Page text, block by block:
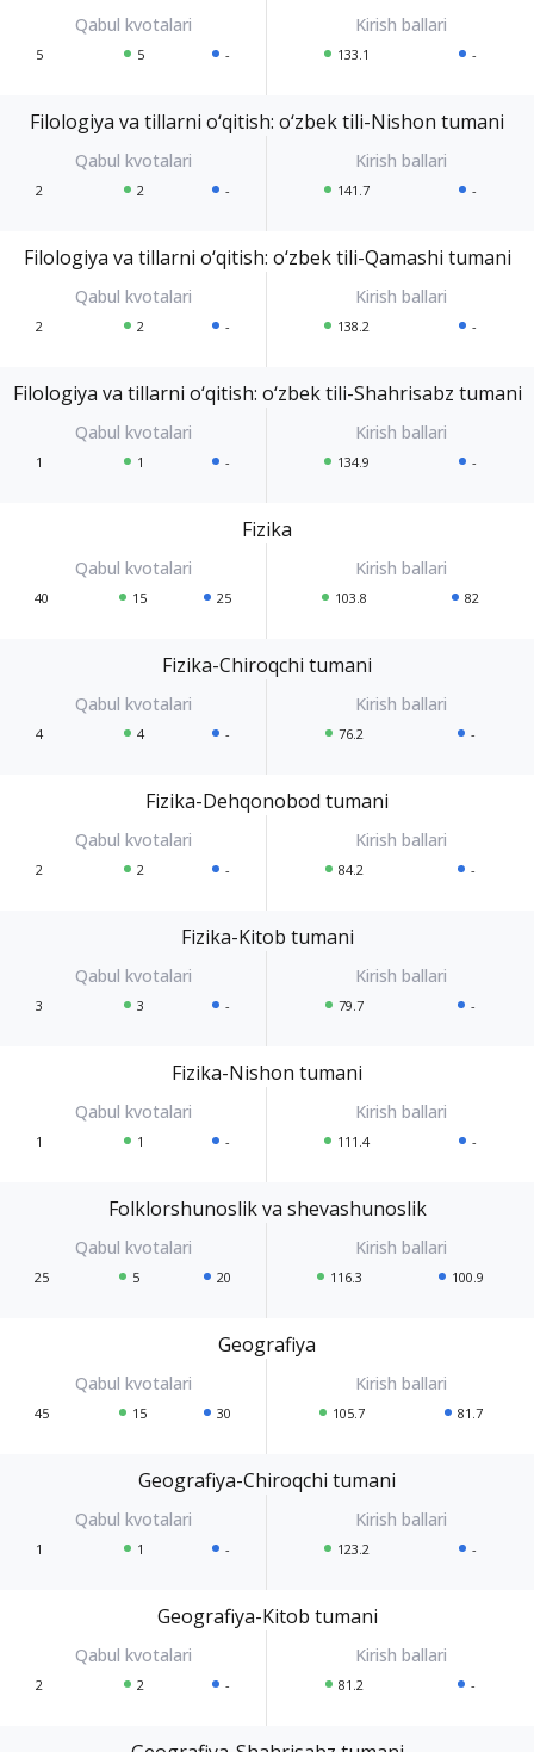
5 5 - 133.1 -
Filologiya va tillarni o‘qitish: o‘zbek tili-Nishon tumani
2 2 - 141.7 -
Filologiya va tillarni o‘qitish: o‘zbek tili-Qamashi tumani
2 2 - 138.2 -
Filologiya va tillarni o‘qitish: o‘zbek tili-Shahrisabz tumani
1 1 - 134.9 -
Fizika
40 15 25 103.8 82
Fizika-Chiroqchi tumani
4 4 - 76.2 -
Fizika-Dehqonobod tumani
2 2 - 84.2 -
Fizika-Kitob tumani
3 3 - 79.7 -
Fizika-Nishon tumani
1 1 - 111.4 -
Folklorshunoslik va shevashunoslik
25 5 20 116.3 100.9
Geografiya
45 15 30 105.7 81.7
Geografiya-Chiroqchi tumani
1 1 - 123.2 -
Geografiya-Kitob tumani
2 2 - 81.2 -